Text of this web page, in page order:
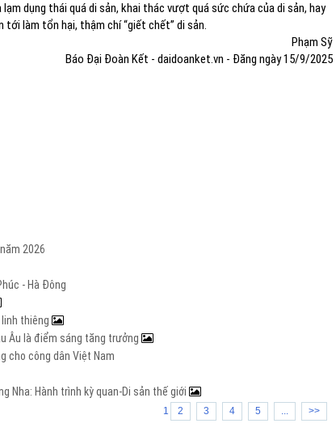
dụng thái quá di sản, khai thác vượt quá sức chứa của di sản, hay
tới làm tổn hại, thậm chí “giết chết” di sản.
Phạm Sỹ
Báo Đại Đoàn Kết - daidoanket.vn - Đăng ngày 15/9/2025
2026
- Hà Đông
thiêng
Âu là điểm sáng tăng trưởng
cho công dân Việt Nam
Nha: Hành trình kỳ quan-Di sản thế giới
1 2 3 4 5 ... >>